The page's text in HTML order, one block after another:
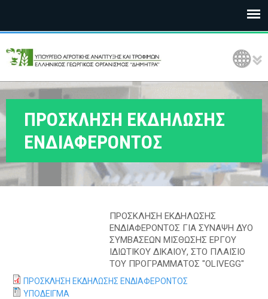
Ε
Λ
Γ
Η
Μ
Α
Language Selection
ΠΡΟΣΚΛΗΣΗ ΕΚΔΗΛΩΣΗΣ
ΕΝΔΙΑΦΕΡΟΝΤΟΣ
ΠΡΟΣΚΛΗΣΗ ΕΚΔΗΛΩΣΗΣ
ΕΝΔΙΑΦΕΡΟΝΤΟΣ ΓΙΑ ΣΥΝΑΨΗ ΔΥΟ
ΣΥΜΒΑΣΕΩΝ ΜΙΣΘΩΣΗΣ ΕΡΓΟΥ
ΙΔΙΩΤΙΚΟΥ ΔΙΚΑΙΟΥ, ΣΤΟ ΠΛΑΙΣΙΟ
ΤΟΥ ΠΡΟΓΡΑΜΜΑΤΟΣ "OLIVEGG"
ΠΡΟΣΚΛΗΣΗ ΕΚΔΗΛΩΣΗΣ ΕΝΔΙΑΦΕΡΟΝΤΟΣ
ΥΠΟΔΕΙΓΜΑ